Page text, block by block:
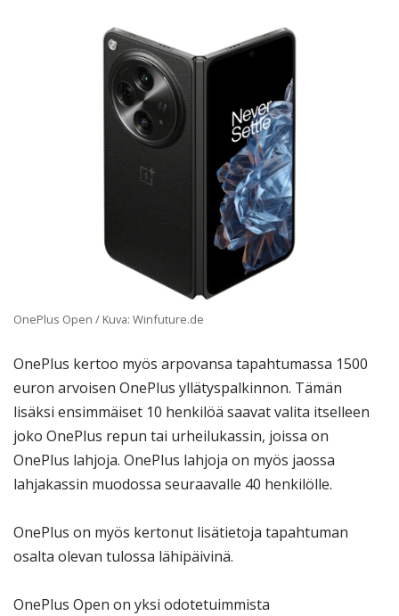
OnePlus Open / Kuva: Winfuture.de
OnePlus kertoo myös arpovansa tapahtumassa 1500
euron arvoisen OnePlus yllätyspalkinnon. Tämän
lisäksi ensimmäiset 10 henkilöä saavat valita itselleen
joko OnePlus repun tai urheilukassin, joissa on
OnePlus lahjoja. OnePlus lahjoja on myös jaossa
lahjakassin muodossa seuraavalle 40 henkilölle.
OnePlus on myös kertonut lisätietoja tapahtuman
osalta olevan tulossa lähipäivinä.
OnePlus Open on yksi odotetuimmista